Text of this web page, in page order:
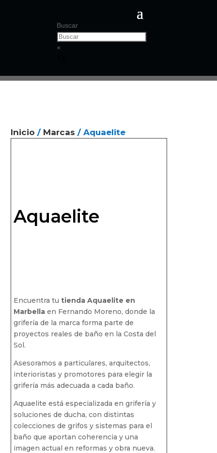
Buscar
×
Inicio / Marcas / Aquaelite
Aquaelite
Encuentra tu tienda Aquaelite en
Marbellaen Fernando Moreno, donde la
grifería de la marca forma parte de
proyectos reales de baño en la Costa del
Sol.
Asesoramos a particulares, arquitectos,
interioristas y promotores para elegir la
grifería más adecuada a cada baño.
Aquaelite está especializada en grifería y
soluciones de ducha, con distintas
colecciones de grifos y sistemas para el
baño que aportan coherencia y una
imagen actual en reformas y obra nueva.